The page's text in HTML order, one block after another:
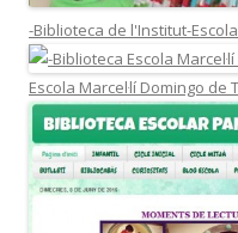
-Biblioteca de l'Institut-
Escola Marcel·lí Domingo de